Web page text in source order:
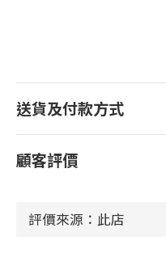
送貨及付款方式
顧客評價